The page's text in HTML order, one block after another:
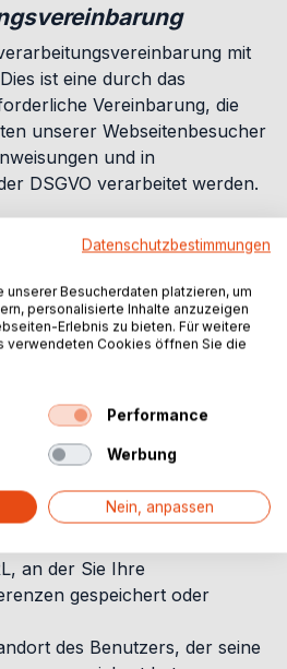
mit
ist eine durch das
Vereinbarung, die
unserer Webseitenbesucher
und in
DSGVO verarbeitet werden.
sammeln und
in sogenannten
Ihr Browser automatisch an
werden gesammelt:
Ihren Browser
Ihr Gerät
Ihres Besuchs auf unserer
an der Sie Ihre
gespeichert oder
des Benutzers, der seine
Datenschutzbestimmungen
unserer Besucherdaten platzieren, um
personalisierte Inhalte anzuzeigen
Erlebnis zu bieten. Für weitere
verwendeten Cookies öffnen Sie die
Performance
Werbung
Nein, anpassen